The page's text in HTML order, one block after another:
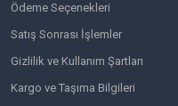
Ödeme Seçenekleri
Satış Sonrası İşlemler
Gizlilik ve Kullanım Şartları
Kargo ve Taşıma Bilgileri